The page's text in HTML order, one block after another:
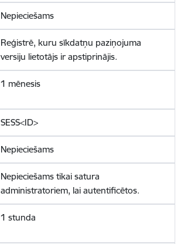
Nepieciešams
Reģistrē, kuru sīkdatņu paziņojuma
versiju lietotājs ir apstiprinājis.
1 mēnesis
SESS<ID>
Nepieciešams
Nepieciešams tikai satura
administratoriem, lai autentificētos.
1 stunda